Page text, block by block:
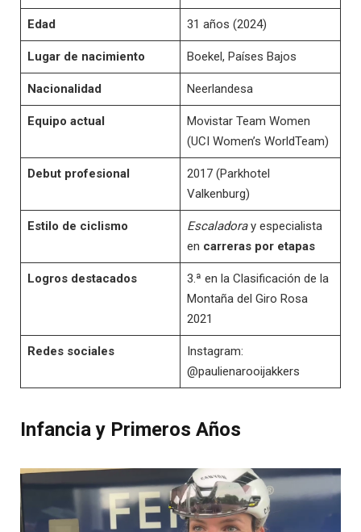
Edad 31 años (2024)
Lugar de nacimiento Boekel, Países Bajos
Nacionalidad Neerlandesa
Equipo actual
Movistar Team Women
(UCI Women’s WorldTeam)
Debut profesional
2017 (Parkhotel
Valkenburg)
Estilo de ciclismo Escaladoray especialista
en carreras por etapas
Logros destacados
3.ª en la Clasificación de la
Montaña del Giro Rosa
2021
Redes sociales
Instagram:
@paulienarooijakkers
Infancia y Primeros Años